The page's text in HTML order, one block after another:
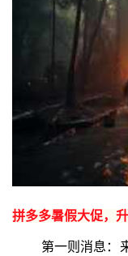
拼多多暑假大促，
第一则消息：